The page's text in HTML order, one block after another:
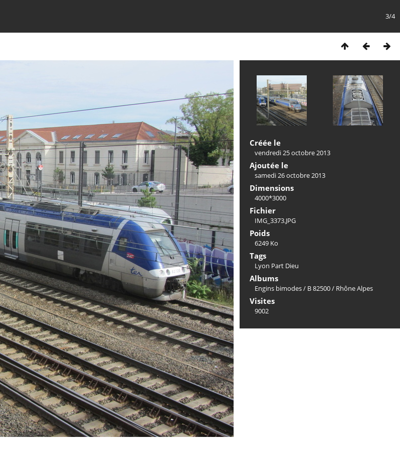
3/4
Créée le
vendredi 25 octobre 2013
Ajoutée le
samedi 26 octobre 2013
Dimensions
4000*3000
Fichier
IMG_3373.JPG
Poids
6249 Ko
Tags
Lyon Part Dieu
Albums
Engins bimodes/ B 82500/ Rhône Alpes
Visites
9002